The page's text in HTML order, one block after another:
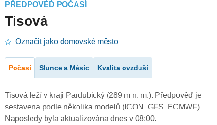
PŘEDPOVĚĎ POČASÍ
Tisová
Označit jako domovské město
Počasí Slunce a Měsíc Kvalita ovzduší
Tisová leží v kraji Pardubický (289 m n. m.). Předpověď je
sestavena podle několika modelů (ICON, GFS, ECMWF).
Naposledy byla aktualizována dnes v 08:00.